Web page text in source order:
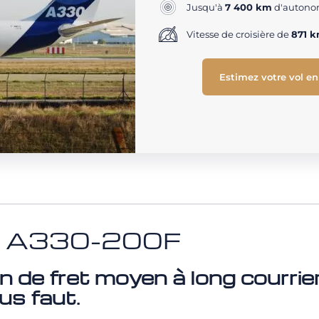
Jusqu'à 7 400 km
Vitesse de croisière de871
Estimez votre vol
A330-200F
de fret moyen à long
faut.